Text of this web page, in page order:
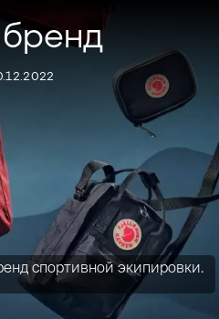
спортивной экипировки.